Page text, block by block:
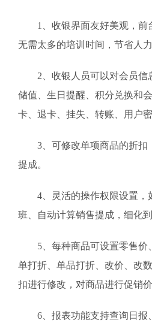
1、收银界面友好美观，前
无需太多的培训时间，节省人力
2、收银人员可以对会员信
储值、生日提醒、积分兑换和
卡、退卡、挂失、转账、用户密
3、可修改单项商品的折扣
提成。
4、灵活的操作权限设置，
班、自动计算销售提成，细化
5、每种商品可设置零售价
单打折、单品打折、改价、改
扣进行修改，对商品进行促销价
6、报表功能支持查询日报